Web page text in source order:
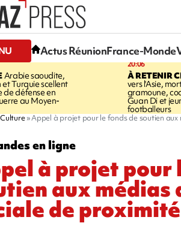
Actus RéunionFrance-Monde
Arabie saoudite,
et Turquie scellent
de défense en
au Moyen-
20:06
À RETENIR
vers l'Asie,
gramoune,
Guan Di et
footballeurs
Culture Appel à projet pour le fonds de soutien
en ligne
à projet pour
aux
de proximité